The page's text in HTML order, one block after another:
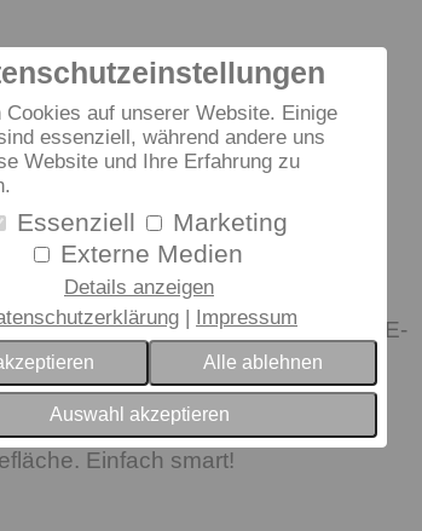
Cookies auf unserer Website. Einige
essenziell, während andere uns
Website und Ihre Erfahrung zu
Essenziell
Marketing
Externe Medien
Details anzeigen
Impressum
Alle ablehnen
Auswahl akzeptieren
Höchstleistung! Mit seinen 7-fach
lässt sich dieser Rahmen im
individuell an jeden Körper
die Doppelschwungform der
eine gerade Auflagefläche.
ist ebenfalls aus Buchenholz
Stabilität.
Kappen (TPE-
classic N ist clever konstruiert:
nicht versehentlich durch
werden, liegt der Verstell-
Einfach smart!